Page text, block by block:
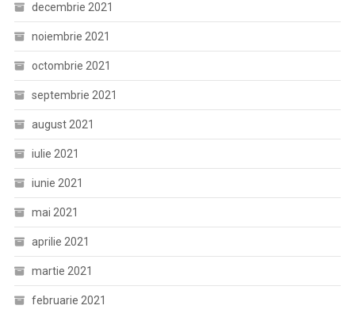
decembrie 2021
noiembrie 2021
octombrie 2021
septembrie 2021
august 2021
iulie 2021
iunie 2021
mai 2021
aprilie 2021
martie 2021
februarie 2021